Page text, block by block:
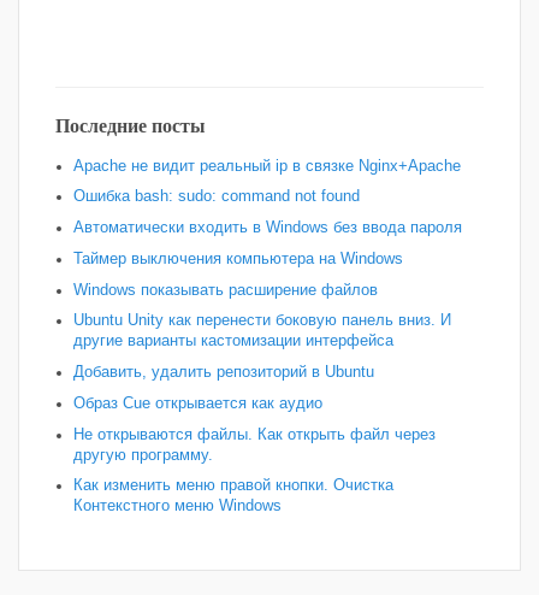
Последние посты
Apache не видит реальный ip в связке Nginx+Apache
Ошибка bash: sudo: command not found
Автоматически входить в Windows без ввода пароля
Таймер выключения компьютера на Windows
Windows показывать расширение файлов
Ubuntu Unity как перенести боковую панель вниз. И
другие варианты кастомизации интерфейса
Добавить, удалить репозиторий в Ubuntu
Образ Cue открывается как аудио
Не открываются файлы. Как открыть файл через
другую программу.
Как изменить меню правой кнопки. Очистка
Контекстного меню Windows